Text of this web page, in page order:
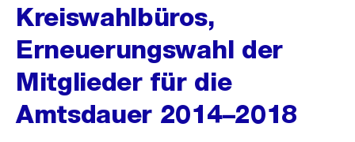
Kreiswahlbüros,
Erneuerungswahl der
Mitglieder für die
Amtsdauer 2014–2018